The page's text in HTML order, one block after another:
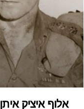
אלוף איציק איתן